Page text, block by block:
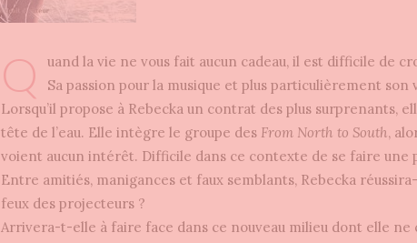
Q
uand la vie ne vous fait aucun cadeau, il est difficile de
Sa passion pour la musique et plus particulièrement
Lorsqu’il propose à Rebecka un contrat des plus surprenants,
tête de l’eau. Elle intègre le groupe des From North to South,
voient aucun intérêt. Difficile dans ce contexte de se faire une
Entre amitiés, manigances et faux semblants, Rebecka
feux des projecteurs ?
Arrivera-t-elle à faire face dans ce nouveau milieu dont elle ne